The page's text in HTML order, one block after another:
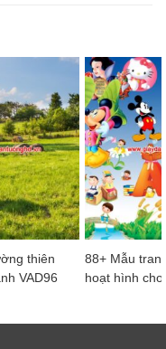
thiên
VAD96
88+ Mẫu
hoạt hình